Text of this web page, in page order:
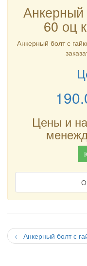
Анкерный
60 оц
Анкерный болт с
Цены и
← Анкерный болт с